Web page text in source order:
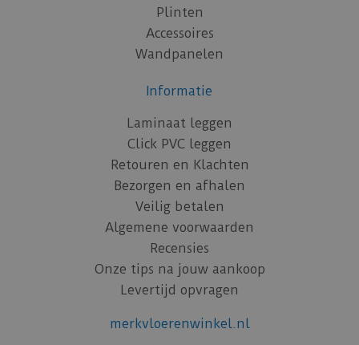
Plinten
Accessoires
Wandpanelen
Informatie
Laminaat leggen
Click PVC leggen
Retouren en Klachten
Bezorgen en afhalen
Veilig betalen
Algemene voorwaarden
Recensies
Onze tips na jouw aankoop
Levertijd opvragen
merkvloerenwinkel.nl